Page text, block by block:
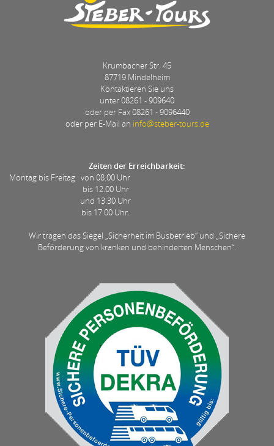
Krumbacher Str. 45
87719 Mindelheim
Kontaktieren Sie uns
unter08261 - 909640
oder per Fax 08261 - 9096440
oder per E-Mail an info@steber-tours.de
Zeiten der Erreichbarkeit:
Montag bis Freitag von 08.00 Uhr
bis 12.00 Uhr
und 13.30 Uhr
bis 17.00 Uhr.
Wir tragen das Siegel „Sicherheit im Busbetrieb“ und „Sichere
Beförderung von kranken und behinderten Menschen“.